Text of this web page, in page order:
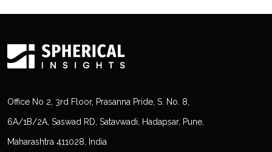
Office No 2, 3rd Floor, Prasanna Pride, S. No. 8,
6A/1B/2A, Saswad RD, Satavwadi, Hadapsar, Pune,
Maharashtra 411028, India